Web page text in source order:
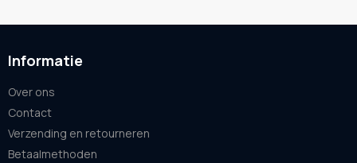
Informatie
Over ons
Contact
Verzending en retourneren
Betaalmethoden